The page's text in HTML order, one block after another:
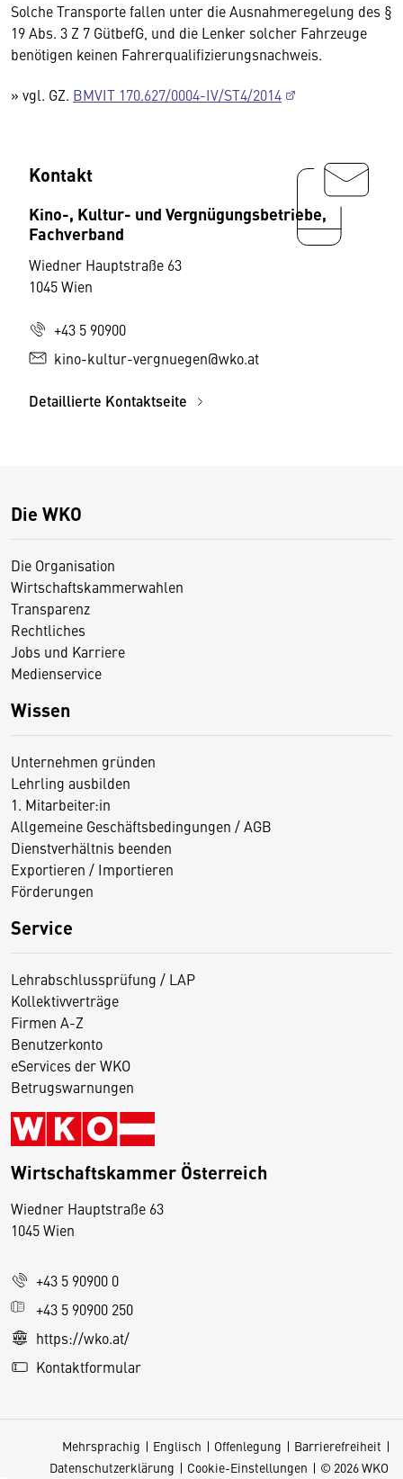
Solche Transporte fallen unter die Ausnahmeregelung des §
19 Abs. 3 Z 7 GütbefG, und die Lenker solcher Fahrzeuge
benötigen keinen Fahrerqualifizierungsnachweis.
» vgl. GZ. BMVIT 170.627/0004-IV/ST4/2014
Kontakt
Kino-, Kultur- und Vergnügungsbetriebe,
Fachverband
Wiedner Hauptstraße 63
1045 Wien
+43 5 90900
kino-kultur-vergnuegen@wko.at
Detaillierte Kontaktseite
Die WKO
Die Organisation
Wirtschaftskammerwahlen
Transparenz
Rechtliches
Jobs und Karriere
Medienservice
Wissen
Unternehmen gründen
Lehrling ausbilden
1. Mitarbeiter:in
Allgemeine Geschäftsbedingungen / AGB
Dienstverhältnis beenden
Exportieren / Importieren
Förderungen
Service
Lehrabschlussprüfung / LAP
Kollektivverträge
Firmen A-Z
Benutzerkonto
eServices der WKO
Betrugswarnungen
Wirtschaftskammer Österreich
Wiedner Hauptstraße 63
1045 Wien
+43 5 90900 0
+43 5 90900 250
https://wko.at/
Kontaktformular
Mehrsprachig Englisch Offenlegung
Barrierefreiheit
Datenschutzerklärung
Cookie-Einstellungen © 2026 WKO
D
s
e
S
e